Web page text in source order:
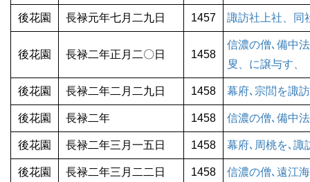
後花園 長禄元年七月二九日 1457 諏訪社上社、同
後花園 長禄二年正月二〇日 1458
信濃の僧､備中
叟、に譲与す、
後花園 長禄二年二月二九日 1458 幕府､宗閭を諏
後花園 長禄二年 1458 信濃の僧､備中
後花園 長禄二年三月一五日 1458 幕府､周桃を､諏
後花園 長禄二年三月二二日 1458 信濃の僧､遠江